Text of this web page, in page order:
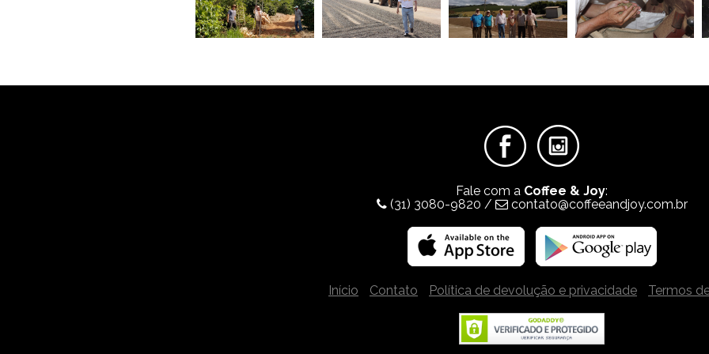
Fale com a Coffee & Joy:
(31) 3080-9820 / contato@coffeeandjoy.com.br
Início Contato Política de devolução e privacidade Termos